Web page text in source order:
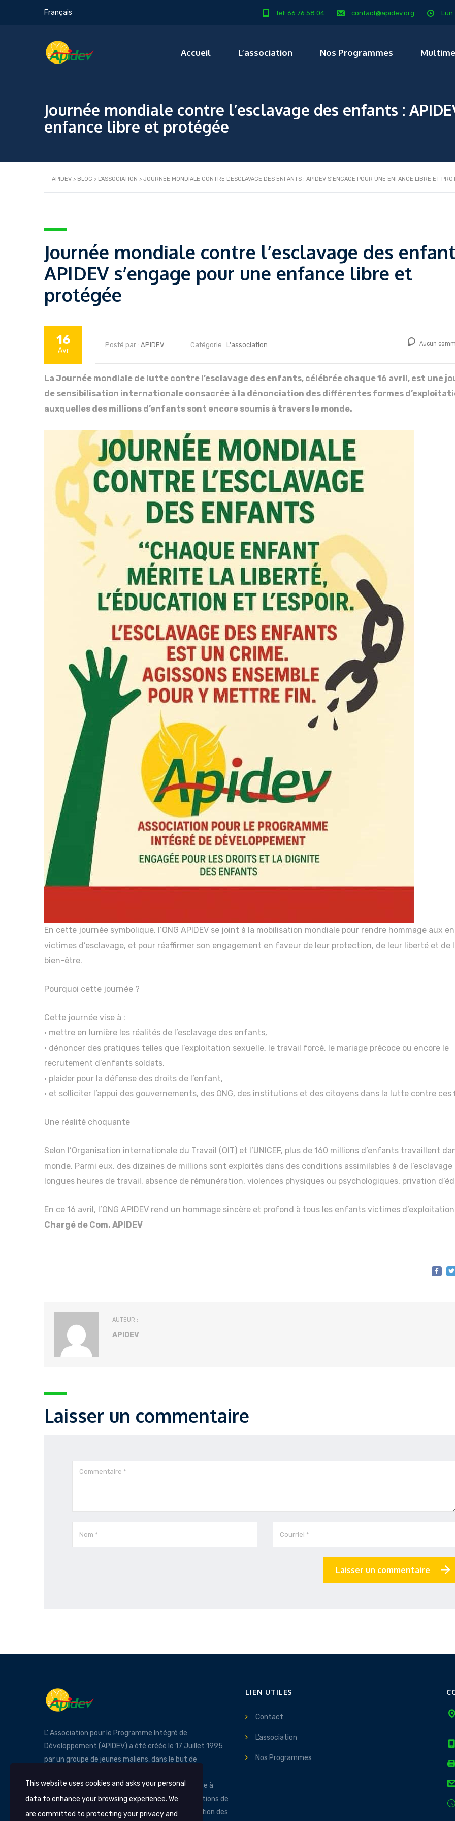
Français Tel: 66 76 58 04 contact@apidev.org Lun
Accueil L’association Nos Programmes
Journée mondiale contre l’esclavage des enfants :
enfance libre et protégée
APIDEV > BLOG > L'ASSOCIATION > JOURNÉE MONDIALE CONTRE L’ESCLAVAGE DES ENFANTS : APIDEV S’ENGAGE POUR UNE ENFANCE LIBRE ET
Journée mondiale contre l’esclavage des
APIDEV s’engage pour une enfance libre et
protégée
16
Avr
Posté par : APIDEV Catégorie : L'association Aucun
La Journée mondiale de lutte contre l’esclavage des enfants, célébrée chaque 16 avril, est une
de sensibilisation internationale consacrée à la dénonciation des différentes formes
auxquelles des millions d’enfants sont encore soumis à travers le monde.
En cette journée symbolique, l’ONG APIDEV se joint à la mobilisation mondiale pour rendre hommage aux
victimes d’esclavage, et pour réaffirmer son engagement en faveur de leur protection, de leur liberté et de
bien-être.
Pourquoi cette journée ?
Cette journée vise à :
• mettre en lumière les réalités de l’esclavage des enfants,
• dénoncer des pratiques telles que l’exploitation sexuelle, le travail forcé, le mariage précoce ou encore le
recrutement d’enfants soldats,
• plaider pour la défense des droits de l’enfant,
• et solliciter l’appui des gouvernements, des ONG, des institutions et des citoyens dans la lutte contre ces
Une réalité choquante
Selon l’Organisation internationale du Travail (OIT) et l’UNICEF, plus de 160 millions d’enfants travaillent
monde. Parmi eux, des dizaines de millions sont exploités dans des conditions assimilables à de l’esclavage
longues heures de travail, absence de rémunération, violences physiques ou psychologiques, privation
En ce 16 avril, l’ONG APIDEV rend un hommage sincère et profond à tous les enfants victimes
Chargé de Com. APIDEV
AUTEUR :
APIDEV
Laisser un commentaire
Laisser un commentaire
L’ Association pour le Programme Intégré de
Développement (APIDEV) a été créée le 17 Juillet 1995
par un groupe de jeunes maliens, dans le but de
promotion socioculturelle durable du Mali à la base à
travers un soutien aux initiatives locales, aux actions de
développement communautaires et à l’organisation des
LIEN UTILES
Contact
L’association
Nos Programmes
This website uses cookies and asks your personal
data to enhance your browsing experience. We
are committed to protecting your privacy and